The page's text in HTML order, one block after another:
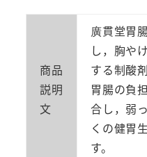
商品
説明
文
廣貫堂胃
し，胸や
する制酸
胃腸の負
合し，弱
くの健胃
す。